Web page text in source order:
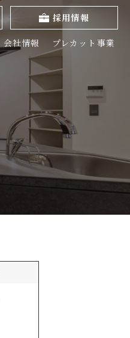
採用情報
会社情報 プレカット事業